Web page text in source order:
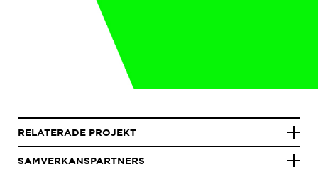
RELATERADE PROJEKT
SAMVERKANSPARTNERS